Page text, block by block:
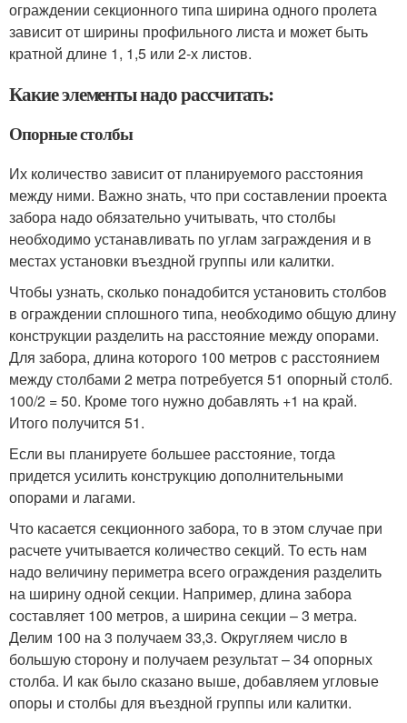
ограждении секционного типа ширина одного пролета
зависит от ширины профильного листа и может быть
кратной длине 1, 1,5 или 2-х листов.
Какие элементы надо рассчитать:
Опорные столбы
Их количество зависит от планируемого расстояния
между ними. Важно знать, что при составлении проекта
забора надо обязательно учитывать, что столбы
необходимо устанавливать по углам заграждения и в
местах установки въездной группы или калитки.
Чтобы узнать, сколько понадобится установить столбов
в ограждении сплошного типа, необходимо общую длину
конструкции разделить на расстояние между опорами.
Для забора, длина которого 100 метров с расстоянием
между столбами 2 метра потребуется 51 опорный столб.
100/2 = 50. Кроме того нужно добавлять +1 на край.
Итого получится 51.
Если вы планируете большее расстояние, тогда
придется усилить конструкцию дополнительными
опорами и лагами.
Что касается секционного забора, то в этом случае при
расчете учитывается количество секций. То есть нам
надо величину периметра всего ограждения разделить
на ширину одной секции. Например, длина забора
составляет 100 метров, а ширина секции – 3 метра.
Делим 100 на 3 получаем 33,3. Округляем число в
большую сторону и получаем результат – 34 опорных
столба. И как было сказано выше, добавляем угловые
опоры и столбы для въездной группы или калитки.